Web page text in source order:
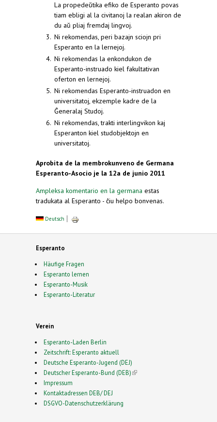
La propedeŭtika efiko de Esperanto povas
tiam ebligi al la civitanoj la realan akiron de
du aŭ pliaj fremdaj lingvoj.
Ni rekomendas, peri bazajn sciojn pri
Esperanto en la lernejoj.
Ni rekomendas la enkondukon de
Esperanto-instruado kiel fakultativan
oferton en lernejoj.
Ni rekomendas Esperanto-instruadon en
universitatoj, ekzemple kadre de la
Ĝeneralaj Studoj.
Ni rekomendas, trakti interlingvikon kaj
Esperanton kiel studobjektojn en
universitatoj.
Aprobita de la membrokunveno de Germana
Esperanto-Asocio je la 12a de junio 2011
Ampleksa komentario en la germana estas
tradukata al Esperanto - ĉiu helpo bonvenas.
Deutsch
Esperanto
Häufige Fragen
Esperanto lernen
Esperanto-Musik
Esperanto-Literatur
Verein
Esperanto-Laden Berlin
Zeitschrift: Esperanto aktuell
Deutsche Esperanto-Jugend (DEJ)
Deutscher Esperanto-Bund (DEB)(link is external)
Impressum
Kontaktadressen DEB/ DEJ
DSGVO-Datenschutzerklärung